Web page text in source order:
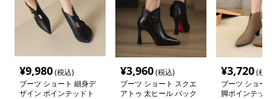
¥9,980(税込)
ブーツ ショート 細身デ
ザイン ポインテッドト
¥3,960(税込)
ブーツ ショート スクエ
アトゥ 太ヒール バック
¥3,720(税
ブーツ ショー
脚ポインテッ